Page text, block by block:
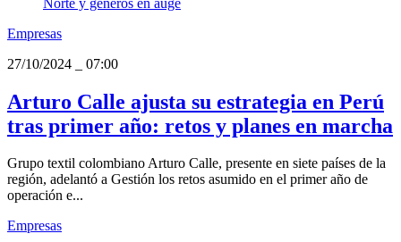
Empresas
27/10/2024
07:00
Arturo Calle ajusta su estrategia en Perú
tras primer año: retos y planes en marcha
Grupo textil colombiano Arturo Calle, presente en siete países de la
región, adelantó a Gestión los retos asumido en el primer año de
operación e...
Empresas